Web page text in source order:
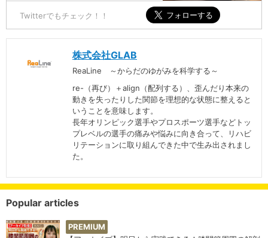
Twitterでもチェック！！
株式会社GLAB
ReaLine ～からだのゆがみを科学する～
re-（再び）＋align（配列する）、歪んだり本来の
動きを失ったりした関節を理想的な状態に整えると
いうことを意味します。
長年オリンピック選手やプロスポーツ選手などトッ
プレベルの選手の痛みや悩みに向き合って、リハビ
リテーションに取り組んできた中で生み出されまし
た。
Popular articles
PREMIUM